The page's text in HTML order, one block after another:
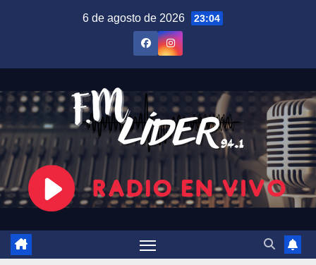
6 de agosto de 2026 23:04